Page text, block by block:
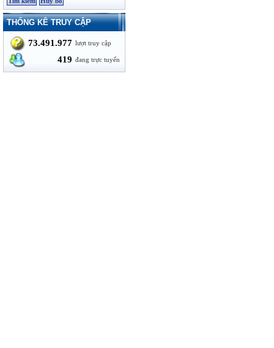
THỐNG KÊ TRUY CẬP
73.491.977 lượt truy cập
419 đang trực tuyến